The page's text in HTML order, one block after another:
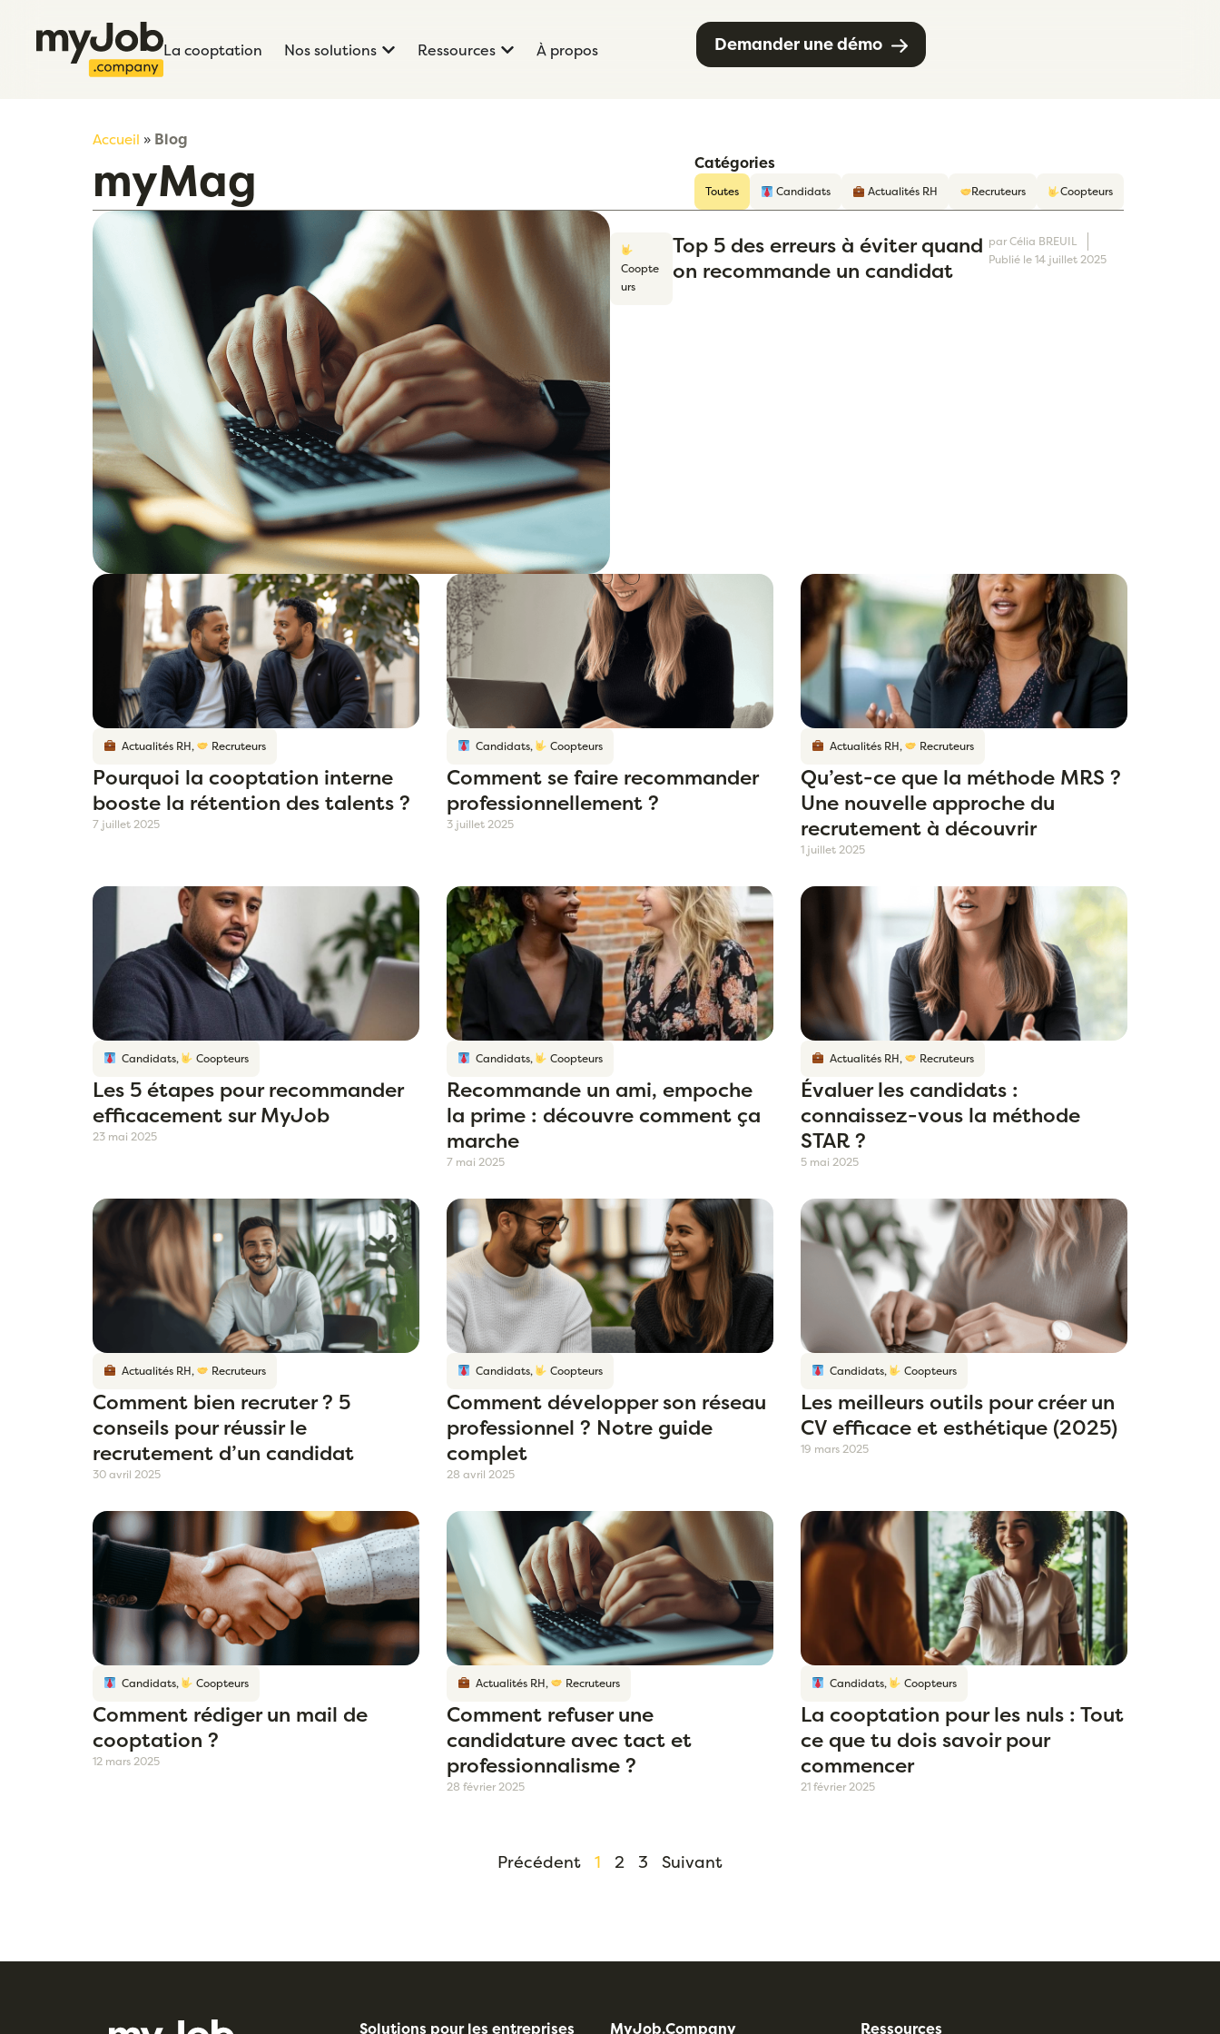
La cooptation Nos solutions Ressources À propos Demander une démo
Accueil » Blog
myMag Catégories
Candidats Actualités RH Recruteurs Coopteurs
Toutes
Coopte
urs
Top 5 des erreurs à éviter quand
on recommande un candidat
parCélia BREUIL
Publié le 14 juillet 2025
Actualités RH, Recruteurs
Pourquoi la cooptation interne
booste la rétention des talents ?
7 juillet 2025
Candidats, Coopteurs
Comment se faire recommander
professionnellement ?
3 juillet 2025
Actualités RH, Recruteurs
Qu’est-ce que la méthode MRS ?
Une nouvelle approche du
recrutement à découvrir
1 juillet 2025
Candidats, Coopteurs
Les 5 étapes pour recommander
efficacement sur MyJob
23 mai 2025
Candidats, Coopteurs
Recommande un ami, empoche
la prime : découvre comment ça
marche
7 mai 2025
Actualités RH, Recruteurs
Évaluer les candidats :
connaissez-vous la méthode
STAR ?
5 mai 2025
Actualités RH, Recruteurs
Comment bien recruter ? 5
conseils pour réussir le
recrutement d’un candidat
30 avril 2025
Candidats, Coopteurs
Comment développer son réseau
professionnel ? Notre guide
complet
28 avril 2025
Candidats, Coopteurs
Les meilleurs outils pour créer un
CV efficace et esthétique (2025)
19 mars 2025
Candidats, Coopteurs
Comment rédiger un mail de
cooptation ?
12 mars 2025
Actualités RH, Recruteurs
Comment refuser une
candidature avec tact et
professionnalisme ?
28 février 2025
Candidats, Coopteurs
La cooptation pour les nuls : Tout
ce que tu dois savoir pour
commencer
21 février 2025
Précédent 1 2 3 Suivant
Solutions pour les entreprises MyJob.Company Ressources